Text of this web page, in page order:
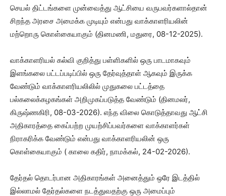
செயல் திட்டங்களை முன்வைத்து ஆட்சியை வருபவர்களால்தான்
சிறந்த அரசை அமைக்க முடியும் என்பது வாக்காளரியலின்
மற்றொரு கொள்கையாகும் (தினமணி, மதுரை, 08-12-2025).
வாக்காளரியல் கல்வி குறித்து பள்ளிகளில் ஒரு பாடமாகவும்
இளங்கலை பட்டப்படிப்பில் ஒரு தேர்வுத்தாள் ஆகவும் இருக்க
வேண்டும் வாக்காளரியலிலில் முதுகலை பட்டத்தை
பல்கலைக்கழகங்கள் அறிமுகப்படுத்த வேண்டும் (தினமலர்,
கிருஷ்ணகிரி, 08-03-2026). எந்த விலை கொடுத்தாவது ஆட்சி
அதிகாரத்தை கைப்பற்ற முயற்சிப்பவர்களை வாக்காளர்கள்
நிராகரிக்க வேண்டும் என்பது வாக்காளரியலின் ஒரு
கொள்கையாகும் ( காலை கதிர், நாமக்கல், 24-02-2026).
தேர்தல் தொடர்பான அதிகாரங்கள் அனைத்தும் ஒரே இடத்தில்
இல்லாமல் தேர்தல்களை நடத்துவதற்கு ஒரு அமைப்பும்